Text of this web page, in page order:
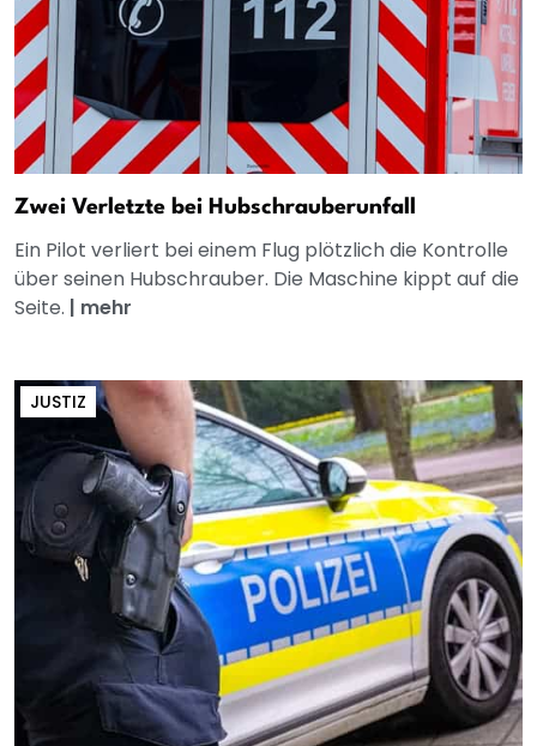
Zwei Verletzte bei Hubschrauberunfall
Ein Pilot verliert bei einem Flug plötzlich die Kontrolle
über seinen Hubschrauber. Die Maschine kippt auf die
Seite. | mehr
JUSTIZ